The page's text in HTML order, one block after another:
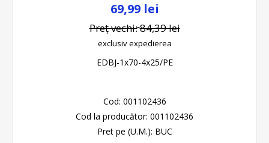
69,99 lei
Preț vechi:84,39 lei
exclusivexpedierea
EDBJ-1x70-4x25/PE
Cod: 001102436
Cod la producător: 001102436
Pret pe (U.M.): BUC